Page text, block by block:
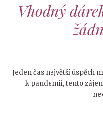
Vhodný
Jeden čas největší úspěch
k pandemii, tento